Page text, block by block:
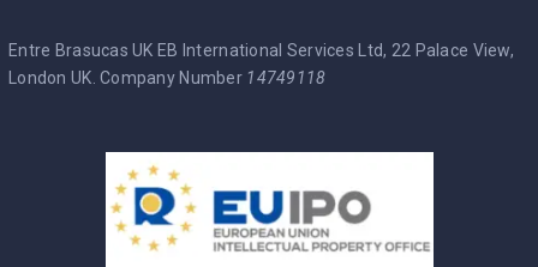
Entre Brasucas UK EB International Services Ltd, 22 Palace View,
London UK. Company Number 14749118